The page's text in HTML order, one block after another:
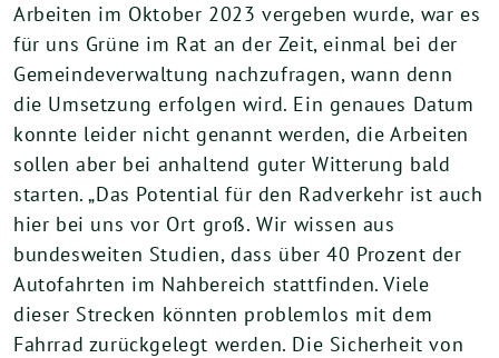
Arbeiten im Oktober 2023 vergeben wurde, war es
für uns Grüne im Rat an der Zeit, einmal bei der
Gemeindeverwaltung nachzufragen, wann denn
die Umsetzung erfolgen wird. Ein genaues Datum
konnte leider nicht genannt werden, die Arbeiten
sollen aber bei anhaltend guter Witterung bald
starten. „Das Potential für den Radverkehr ist auch
hier bei uns vor Ort groß. Wir wissen aus
bundesweiten Studien, dass über 40 Prozent der
Autofahrten im Nahbereich stattfinden. Viele
dieser Strecken könnten problemlos mit dem
Fahrrad zurückgelegt werden. Die Sicherheit von